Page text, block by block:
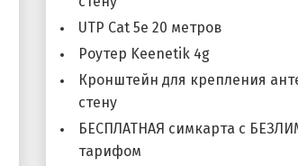
UTP Cat 5e 20 метров
Роутер Keenetik 4g
Кронштейн для крепления
стену
БЕСПЛАТНАЯ симкарта с
тарифом